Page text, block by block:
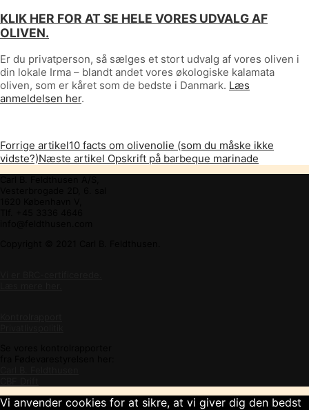
KLIK HER FOR AT SE HELE VORES UDVALG AF
OLIVEN.
Er du privatperson, så sælges et stort udvalg af vores oliven i
din lokale Irma – blandt andet vores økologiske kalamata
oliven, som er kåret som de bedste i Danmark. Læs
anmeldelsen her.
Forrige artikel10 facts om olivenolie (som du måske ikke
vidste?)Næste artikel Opskrift på barbeque marinade
Vi anvender cookies for at sikre, at vi giver dig den bedst